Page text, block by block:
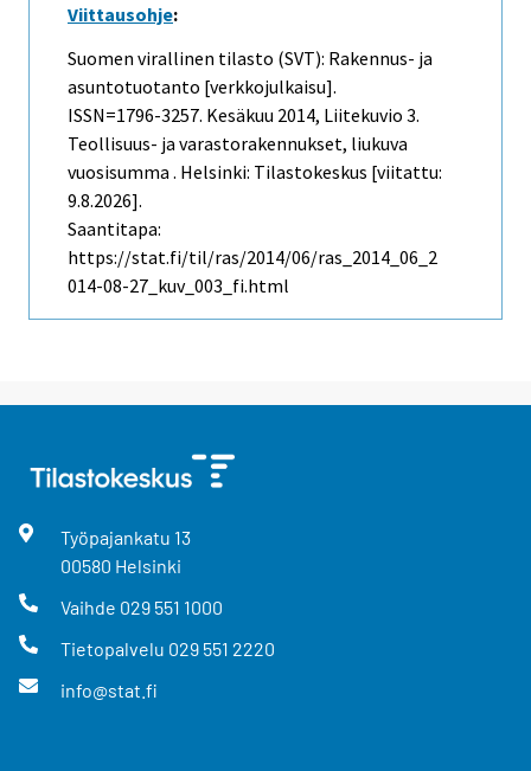
Viittausohje:
Suomen virallinen tilasto (SVT): Rakennus- ja
asuntotuotanto [verkkojulkaisu].
ISSN=1796-3257. Kesäkuu 2014, Liitekuvio 3.
Teollisuus- ja varastorakennukset, liukuva
vuosisumma . Helsinki: Tilastokeskus [viitattu:
9.8.2026].
Saantitapa:
https://stat.fi/til/ras/2014/06/ras_2014_06_2
014-08-27_kuv_003_fi.html
Työpajankatu 13
00580 Helsinki
Vaihde 029 551 1000
Tietopalvelu 029 551 2220
info@stat.fi